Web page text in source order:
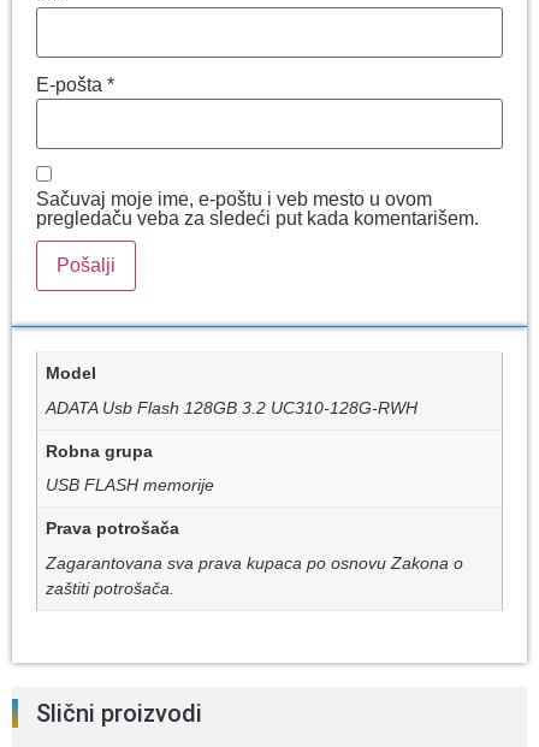
E-pošta *
Sačuvaj moje ime, e-poštu i veb mesto u ovom
pregledaču veba za sledeći put kada komentarišem.
Model
ADATA Usb Flash 128GB 3.2 UC310-128G-RWH
Robna grupa
USB FLASH memorije
Prava potrošača
Zagarantovana sva prava kupaca po osnovu Zakona o
zaštiti potrošača.
Slični proizvodi